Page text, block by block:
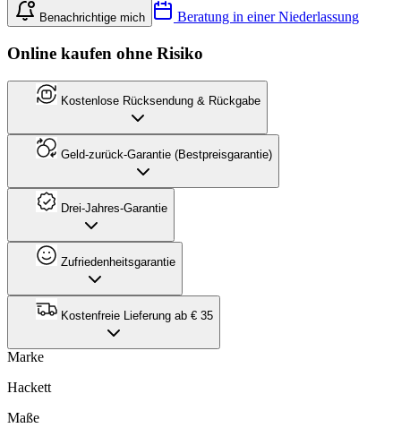
Benachrichtige mich Beratung in einer Niederlassung
Online kaufen ohne Risiko
Kostenlose Rücksendung & Rückgabe
Geld-zurück-Garantie (Bestpreisgarantie)
Drei-Jahres-Garantie
Zufriedenheitsgarantie
Kostenfreie Lieferung ab € 35
Marke
Hackett
Maße